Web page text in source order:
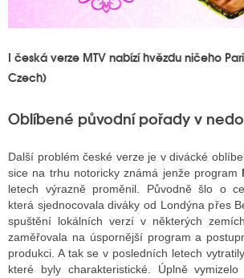
I česká verze MTV nabízí hvězdu ničeho
Czech)
Oblíbené původní pořady v
Další problém české verze je v divácké
sice na trhu notoricky známá jenže program
letech výrazně proměnil. Původně šlo o
která sjednocovala diváky od Londýna přes
spuštění lokálních verzí v některých
zaměřovala na úspornější program a
produkci. A tak se v posledních letech
které byly charakteristické. Úplně